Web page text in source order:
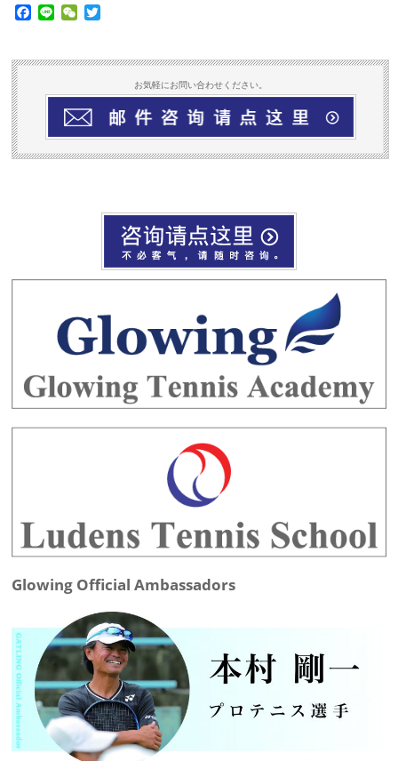
Facebook
Line WeChat
お気軽にお問い合わせください。
Glowing Official Ambassadors